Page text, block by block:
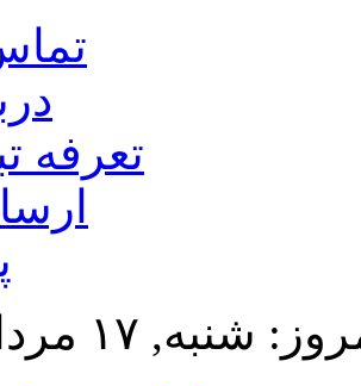
تعرفه
شنبه, ۱۷ مرداد , ۱۴۰۵